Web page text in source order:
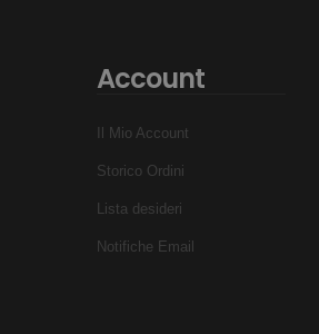
Account
Il Mio Account
Storico Ordini
Lista desideri
Notifiche Email